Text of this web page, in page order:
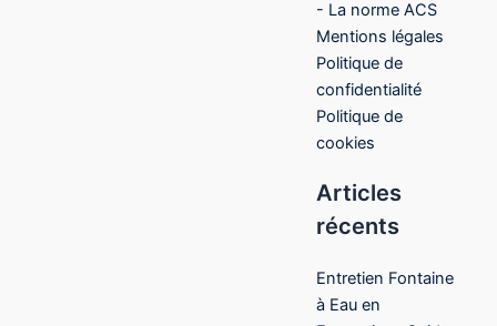
- La norme ACS
Mentions légales
Politique de
confidentialité
Politique de
cookies
Articles
récents
Entretien Fontaine
à Eau en